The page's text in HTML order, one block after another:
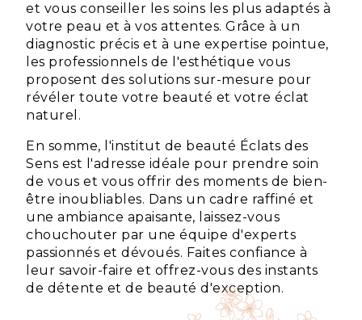
et vous conseiller les soins les plus adaptés à
votre peau et à vos attentes. Grâce à un
diagnostic précis et à une expertise pointue,
les professionnels de l'esthétique vous
proposent des solutions sur-mesure pour
révéler toute votre beauté et votre éclat
naturel.
En somme, l'institut de beauté Éclats des
Sens est l'adresse idéale pour prendre soin
de vous et vous offrir des moments de bien-
être inoubliables. Dans un cadre raffiné et
une ambiance apaisante, laissez-vous
chouchouter par une équipe d'experts
passionnés et dévoués. Faites confiance à
leur savoir-faire et offrez-vous des instants
de détente et de beauté d'exception.